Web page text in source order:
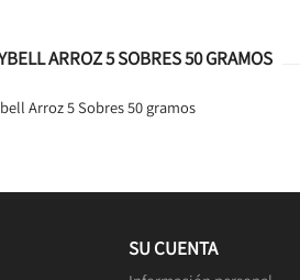
ARROZ 5 SOBRES 50 GRAMOS
Arroz 5 Sobres 50 gramos
SU CUENTA